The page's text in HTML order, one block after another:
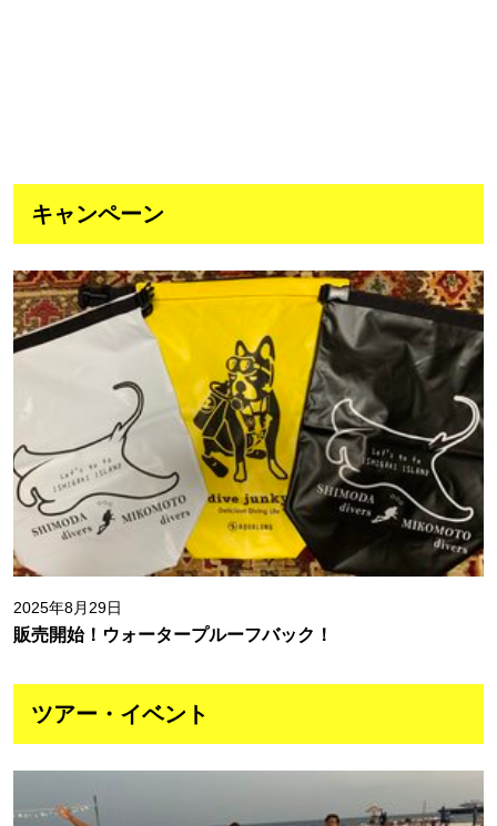
キャンペーン
2025年8月29日
販売開始！ウォータープルーフバック！
ツアー・イベント